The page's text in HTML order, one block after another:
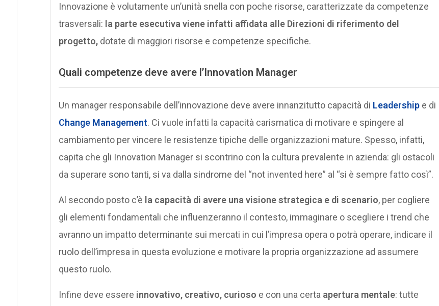
Innovazione è volutamente un’unità snella con poche risorse, caratterizzate da competenze
trasversali: la parte esecutiva viene infatti affidata alle Direzioni di riferimento del
progetto,dotate di maggiori risorse e competenze specifiche.
Quali competenze deve avere l’Innovation Manager
Un manager responsabile dell’innovazione deve avere innanzitutto capacità di Leadershipe di
Change Management. Ci vuole infatti la capacità carismatica di motivare e spingere al
cambiamento per vincere le resistenze tipiche delle organizzazioni mature. Spesso, infatti,
capita che gli Innovation Manager si scontrino con la cultura prevalente in azienda: gli ostacoli
da superare sono tanti, si va dalla sindrome del “not invented here” al “si è sempre fatto così”.
Al secondo posto c’è la capacità di avere una visione strategica e di scenario, per cogliere
gli elementi fondamentali che influenzeranno il contesto, immaginare o scegliere i trend che
avranno un impatto determinante sui mercati in cui l’impresa opera o potrà operare, indicare il
ruolo dell’impresa in questa evoluzione e motivare la propria organizzazione ad assumere
questo ruolo.
Infine deve essere innovativo, creativo, curioso e con una certa apertura mentale: tutte